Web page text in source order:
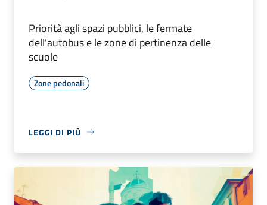
Priorità agli spazi pubblici, le fermate
dell’autobus e le zone di pertinenza delle
scuole
Zone pedonali
LEGGI DI PIÙ